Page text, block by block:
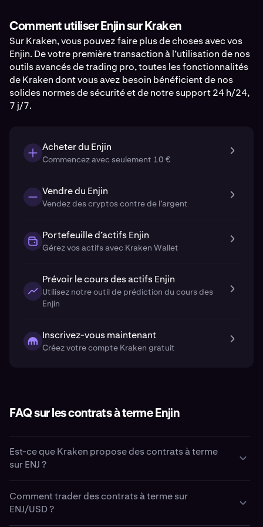
Comment utiliser Enjin sur Kraken
Sur Kraken, vous pouvez faire plus de choses avec vos
Enjin. De votre première transaction à l’utilisation de nos
outils avancés de trading pro, toutes les fonctionnalités
de Kraken dont vous avez besoin bénéficient de nos
solides normes de sécurité et de notre support 24 h/24,
7 j/7.
Acheter du Enjin
Commencez avec seulement 10 €
Vendre du Enjin
Vendez des cryptos contre de l’argent
Portefeuille d’actifs Enjin
Gérez vos actifs avec Kraken Wallet
Prévoir le cours des actifs Enjin
Utilisez notre outil de prédiction du cours des
Enjin
Inscrivez-vous maintenant
Créez votre compte Kraken gratuit
FAQ sur les contrats à terme Enjin
Est-ce que Kraken propose des contrats à terme
sur ENJ ?
(ENJ) via sa plateforme Kraken Pro.
Les clients aux États-Unis peuvent négocier des contrats
Comment trader des contrats à terme sur
ENJ/USD ?